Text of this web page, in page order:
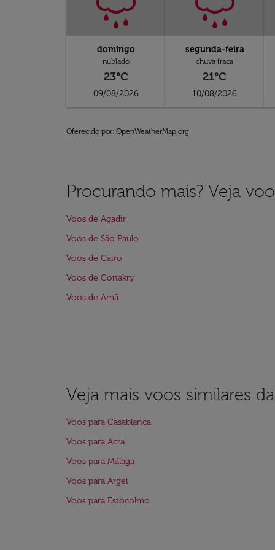
domingo
nublado
23°C
09/08/2026
segunda-feira
chuva fraca
21°C
10/08/2026
Oferecido por: OpenWeatherMap.org
Procurando mais? Veja
Voos de Agadir
Voos de São Paulo
Voos de Cairo
Voos de Conakry
Voos de Amã
Veja mais voos similares
Voos para Casablanca
Voos para Acra
Voos para Málaga
Voos para Argel
Voos para Estocolmo